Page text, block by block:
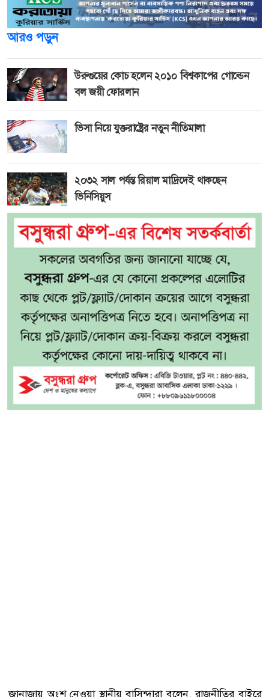
আরও পড়ুন
উরুগুয়ের কোচ হলেন ২০১০ বিশ্বকাপের গোল্ডেন
বল জয়ী ফোরলান
ভিসা নিয়ে যুক্তরাষ্ট্রের নতুন নীতিমালা
২০৩২ সাল পর্যন্ত রিয়াল মাদ্রিদেই থাকছেন
ভিনিসিয়ুস
জানাজায় অংশ নেওয়া স্থানীয় বাসিন্দারা বলেন, রাজনীতির বাইরে